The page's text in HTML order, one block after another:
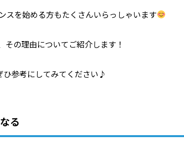
スを始める方もたくさんいらっしゃいます
その理由についてご紹介します！
ひ参考にしてみてください♪
る